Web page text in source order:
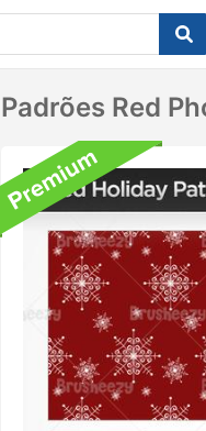
Padrões Red